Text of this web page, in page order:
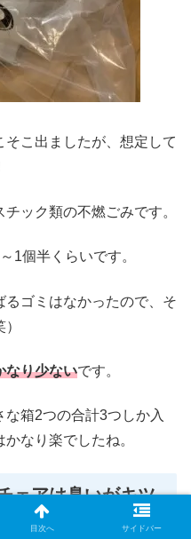
こ出ましたが、想定して
ック類の不燃ごみです。
1個半くらいです。
ゴミはなかったので、そ
なり少ないです。
箱2つの合計3つしか入
なり楽でしたね。
ェアは臭いがキツ
目次へ サイドバー